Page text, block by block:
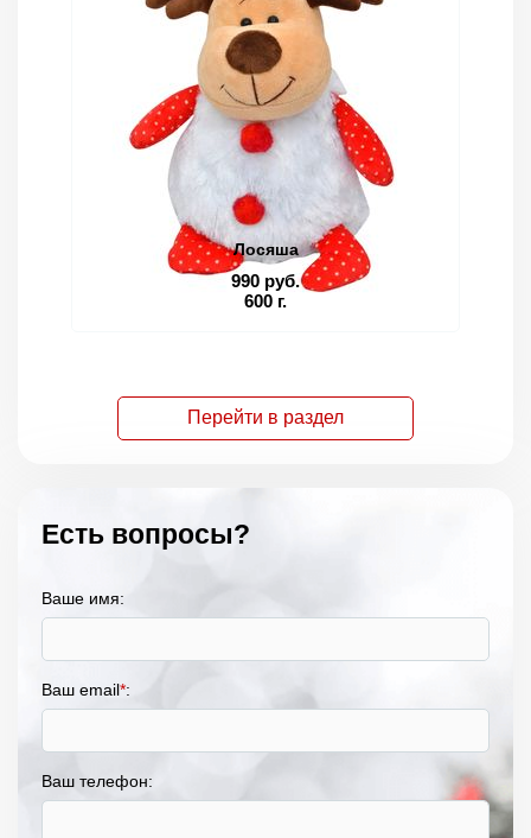
Лосяша
990 руб.
600 г.
Перейти в раздел
Есть вопросы?
Ваше имя:
Ваш email*:
Ваш телефон: